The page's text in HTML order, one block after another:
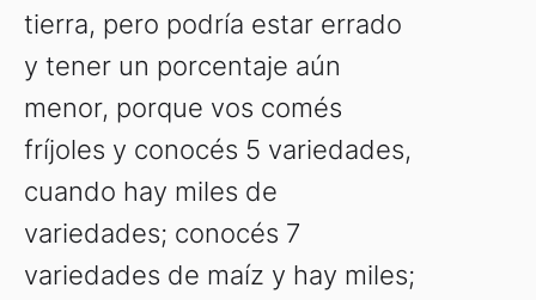
tierra, pero podría estar errado
y tener un porcentaje aún
menor, porque vos comés
fríjoles y conocés 5 variedades,
cuando hay miles de
variedades; conocés 7
variedades de maíz y hay miles;